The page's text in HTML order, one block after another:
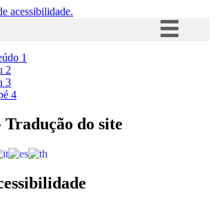
acessibilidade.
Acesso à informação
1
2
3
4
do site